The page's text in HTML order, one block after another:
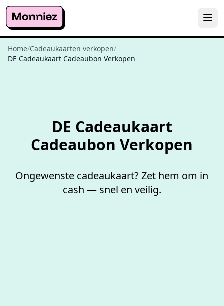
Home/Cadeaukaarten verkopen/
DE Cadeaukaart Cadeaubon Verkopen
DE Cadeaukaart
Cadeaubon Verkopen
Ongewenste cadeaukaart? Zet hem om in
cash — snel en veilig.